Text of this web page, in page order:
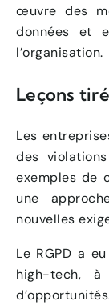
œuvre des
données et
l’organisation.
Leçons
Les
des
exemples de
une
nouvelles
Le RGPD a
high-tech,